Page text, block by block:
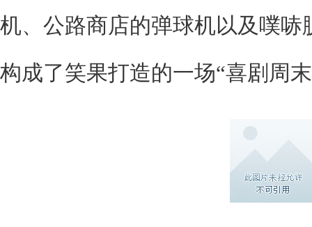
机、公路商店的弹球机以及噗哧
构成了笑果打造的一场“喜剧周